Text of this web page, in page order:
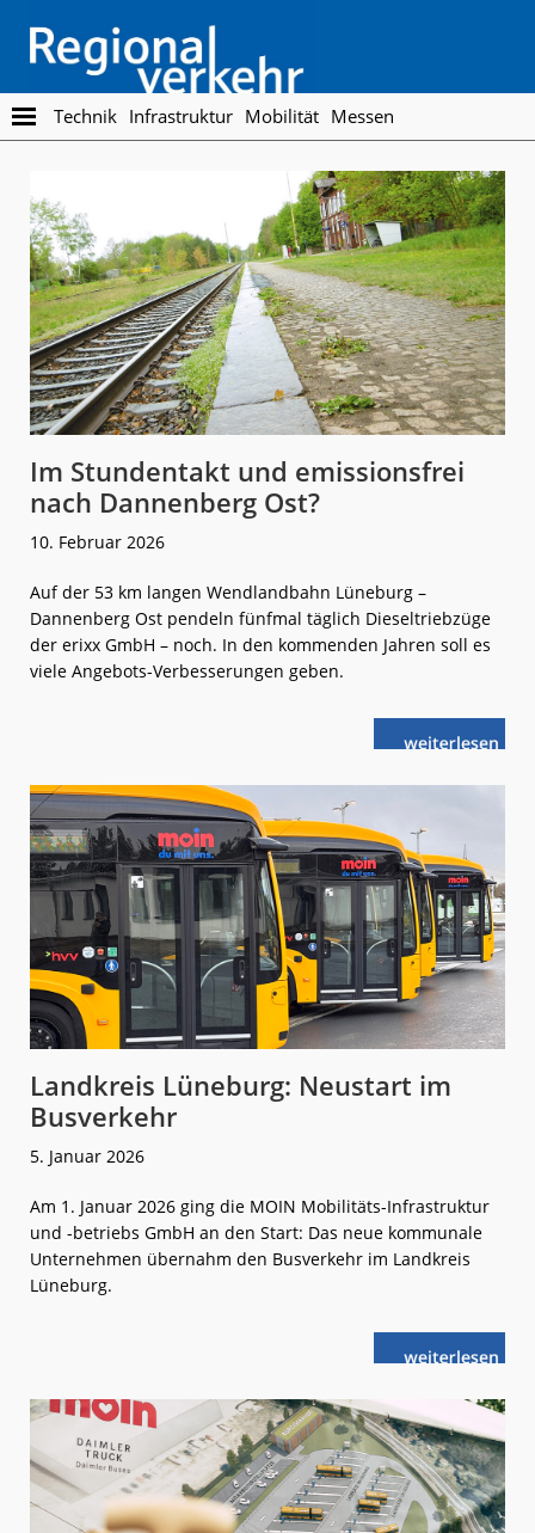
main
content
footer
Regionalverkehr
Die
Fachzeitschrift
Öffentlichen
Personennahverkehr
Technik Infrastruktur Mobilität Messen
Im Stundentakt und emissionsfrei
nach Dannenberg Ost?
10. Februar 2026
Auf der 53 km langen Wendlandbahn Lüneburg –
Dannenberg Ost pendeln fünfmal täglich Dieseltriebzüge
der erixx GmbH – noch. In den kommenden Jahren soll es
viele Angebots-Verbesserungen geben.
weiterlese
nIm
emissionsfrei
nach
Landkreis Lüneburg: Neustart im
Busverkehr
5. Januar 2026
Am 1. Januar 2026 ging die MOIN Mobilitäts-Infrastruktur
und -betriebs GmbH an den Start: Das neue kommunale
Unternehmen übernahm den Busverkehr im Landkreis
Lüneburg.
weiterlese
nLandkreis
Busverkehr